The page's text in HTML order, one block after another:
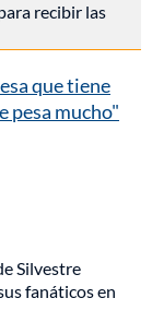
recibir las
que tiene
pesa mucho"
Silvestre
fanáticos en